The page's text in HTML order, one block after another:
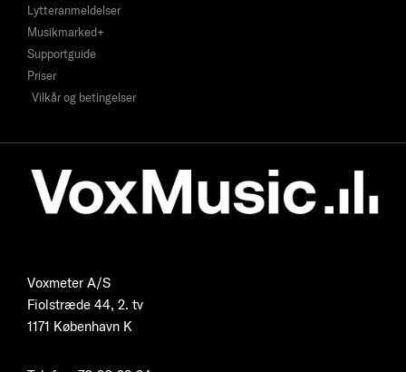
Lytteranmeldelser
Musikmarked+
Supportguide
Priser
Vilkår og betingelser
Voxmeter A/S
Fiolstræde 44, 2. tv
1171 København K